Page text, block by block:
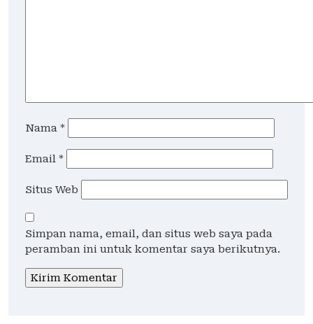
Nama *
Email *
Situs Web
Simpan nama, email, dan situs web saya pada
peramban ini untuk komentar saya berikutnya.